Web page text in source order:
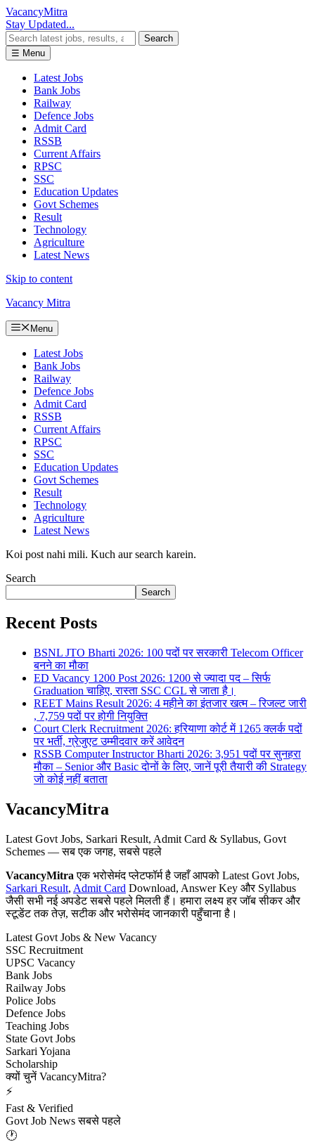
VacancyMitra
Stay Updated...
Search
☰ Menu
Latest Jobs
Bank Jobs
Railway
Defence Jobs
Admit Card
RSSB
Current Affairs
RPSC
SSC
Education Updates
Govt Schemes
Result
Technology
Agriculture
Latest News
Skip to content
Vacancy Mitra
Menu
Latest Jobs
Bank Jobs
Railway
Defence Jobs
Admit Card
RSSB
Current Affairs
RPSC
SSC
Education Updates
Govt Schemes
Result
Technology
Agriculture
Latest News
Koi post nahi mili. Kuch aur search karein.
Search
Search
Recent Posts
BSNL JTO Bharti 2026: 100 पदों पर सरकारी Telecom Officer
बनने का मौका
ED Vacancy 1200 Post 2026: 1200 से ज्यादा पद – सिर्फ
Graduation चाहिए, रास्ता SSC CGL से जाता है।
REET Mains Result 2026: 4 महीने का इंतजार खत्म – रिजल्ट जारी
, 7,759 पदों पर होगी नियुक्ति
Court Clerk Recruitment 2026: हरियाणा कोर्ट में 1265 क्लर्क पदों
पर भर्ती, ग्रेजुएट उम्मीदवार करें आवेदन
RSSB Computer Instructor Bharti 2026: 3,951 पदों पर सुनहरा
मौका – Senior और Basic दोनों के लिए, जानें पूरी तैयारी की Strategy
जो कोई नहीं बताता
VacancyMitra
Latest Govt Jobs, Sarkari Result, Admit Card & Syllabus, Govt
Schemes — सब एक जगह, सबसे पहले
VacancyMitra एक भरोसेमंद प्लेटफॉर्म है जहाँ आपको Latest Govt Jobs,
Sarkari Result, Admit Card Download, Answer Key और Syllabus
जैसी सभी नई अपडेट सबसे पहले मिलती हैं। हमारा लक्ष्य हर जॉब सीकर और
स्टूडेंट तक तेज़, सटीक और भरोसेमंद जानकारी पहुँचाना है।
Latest Govt Jobs & New Vacancy
SSC Recruitment
UPSC Vacancy
Bank Jobs
Railway Jobs
Police Jobs
Defence Jobs
Teaching Jobs
State Govt Jobs
Sarkari Yojana
Scholarship
क्यों चुनें VacancyMitra?
⚡
Fast & Verified
Govt Job News सबसे पहले
🕐